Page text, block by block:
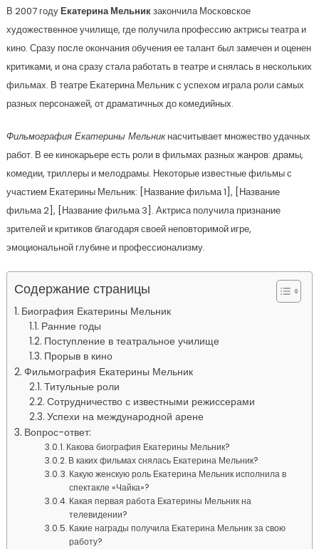
В 2007 годуЕкатерина Мельникзакончила Московское
художественное училище, где получила профессию актрисы театра и
кино. Сразу после окончания обучения ее талант был замечен и оценен
критиками, и она сразу стала работать в театре и снялась в нескольких
фильмах. В театре Екатерина Мельник с успехом играла роли самых
разных персонажей, от драматичных до комедийных.
Фильмография Екатерины Мельникнасчитывает множество удачных
работ. В ее кинокарьере есть роли в фильмах разных жанров: драмы,
комедии, триллеры и мелодрамы. Некоторые известные фильмы с
участием Екатерины Мельник: [Название фильма 1], [Название
фильма 2], [Название фильма 3]. Актриса получила признание
зрителей и критиков благодаря своей неповторимой игре,
эмоциональной глубине и профессионализму.
Содержание страницы
Биография Екатерины Мельник
Ранние годы
Поступление в театральное училище
Прорыв в кино
Фильмография Екатерины Мельник
Титульные роли
Сотрудничество с известными режиссерами
Успехи на международной арене
Вопрос-ответ:
Какова биография Екатерины Мельник?
В каких фильмах снялась Екатерина Мельник?
Какую женскую роль Екатерина Мельник исполнила в
спектакле «Чайка»?
Какая первая работа Екатерины Мельник на
телевидении?
Какие награды получила Екатерина Мельник за свою
работу?